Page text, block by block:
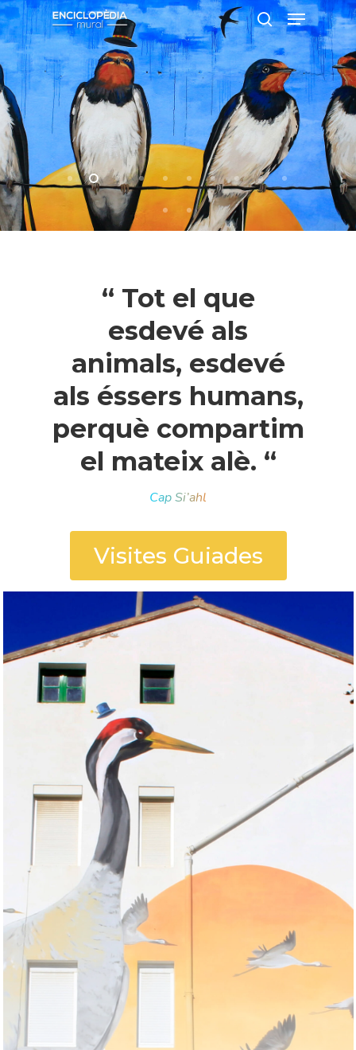
Pressiona intró per a cercar o ESC per
a tancar
“ Tot el que
esdevé als
animals, esdevé
als éssers humans,
perquè compartim
el mateix alè. “
Cap Si’ahl
Visites Guiades